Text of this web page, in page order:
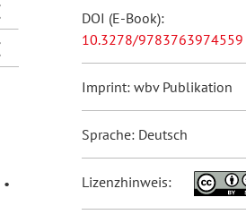
DOI (E-Book):
10.3278/9783763974559
Imprint: wbv Publikation
Sprache: Deutsch
Lizenzhinweis: